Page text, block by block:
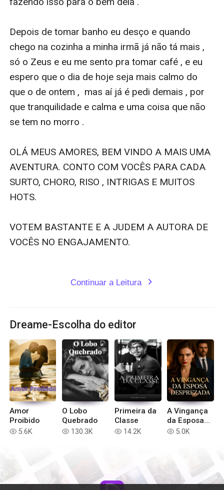
Depois de tomar banho eu desço e quando
chego na cozinha a minha irmã já não tá mais ,
só o Zeus e eu me sento pra tomar café , e eu
espero que o dia de hoje seja mais calmo do
que o de ontem ,  mas aí já é pedi demais , por
que tranquilidade e calma e uma coisa que não
se tem no morro .
OLÁ MEUS AMORES, BEM VINDO A MAIS UMA
AVENTURA. CONTO COM VOCÊS PARA CADA
SURTO, CHORO, RISO , INTRIGAS E MUITOS
HOTS.
VOTEM BASTANTE E A JUDEM A AUTORA DE
VOCÊS NO ENGAJAMENTO.
Continuar a Leitura expand_more
Dreame-Escolha do editor
Amor
Proibido
read 5.6K
O Lobo
Quebrado
read 130.3K
Primeira da
Classe
read 14.2K
A Vingança
da Esposa
Desprezada
read 5.0K